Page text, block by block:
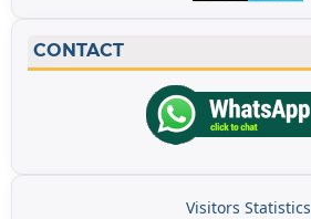
CONTACT
Visitors Statistics